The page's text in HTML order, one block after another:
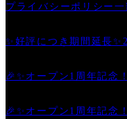
プライバシーポリシー
✨好評につき期間延長
🎉✨オープン1周年記念
🎉✨オープン1周年記念